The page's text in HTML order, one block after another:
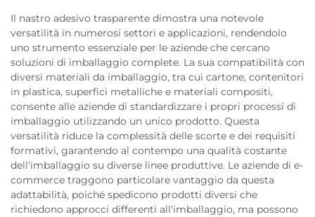
Il nastro adesivo trasparente dimostra una notevole
versatilità in numerosi settori e applicazioni, rendendolo
uno strumento essenziale per le aziende che cercano
soluzioni di imballaggio complete. La sua compatibilità con
diversi materiali da imballaggio, tra cui cartone, contenitori
in plastica, superfici metalliche e materiali compositi,
consente alle aziende di standardizzare i propri processi di
imballaggio utilizzando un unico prodotto. Questa
versatilità riduce la complessità delle scorte e dei requisiti
formativi, garantendo al contempo una qualità costante
dell'imballaggio su diverse linee produttive. Le aziende di e-
commerce traggono particolare vantaggio da questa
adattabilità, poiché spedicono prodotti diversi che
richiedono approcci differenti all'imballaggio, ma possono